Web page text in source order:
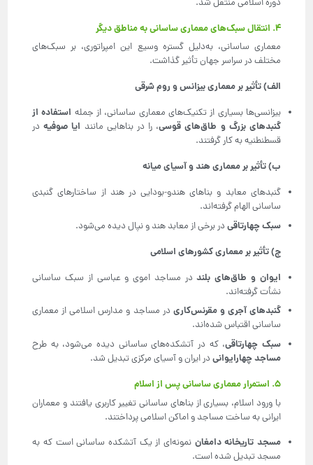
دوره اسلامی منتقل شد.
۴. انتقال سبک‌های معماری ساسانی به مناطق دیگر
معماری ساسانی، به‌دلیل گستره وسیع این امپراتوری، بر سبک‌های
مختلف در سراسر جهان تأثیر گذاشت.
الف) تأثیر بر معماری بیزانس و روم شرقی
بیزانسی‌ها بسیاری از تکنیک‌های معماری ساسانی، از جمله استفاده از
گنبدهای بزرگ و طاق‌های قوسی، را در بناهایی مانند ایا صوفیهدر
قسطنطنیه به کار گرفتند.
ب) تأثیر بر معماری هند و آسیای میانه
گنبدهای معابد و بناهای هندو-بودایی در هند از ساختارهای گنبدی
ساسانی الهام گرفته‌اند.
سبک چهارتاقی در برخی از معابد هند و نپال دیده می‌شود.
ج) تأثیر بر معماری کشورهای اسلامی
ایوان و طاق‌های بلنددر مساجد اموی و عباسی از سبک ساسانی
نشأت گرفته‌اند.
گنبدهای آجری و مقرنس‌کاری در مساجد و مدارس اسلامی از معماری
ساسانی اقتباس شده‌اند.
سبک چهارتاقی، که در آتشکده‌های ساسانی دیده می‌شود، به طرح
مساجد چهارایوانی در ایران و آسیای مرکزی تبدیل شد.
۵. استمرار معماری ساسانی پس از اسلام
با ورود اسلام، بسیاری از بناهای ساسانی تغییر کاربری یافتند و معماران
ایرانی به ساخت مساجد و اماکن اسلامی پرداختند.
مسجد تاریخانه دامغان نمونه‌ای از یک آتشکده ساسانی است که به
مسجد تبدیل شده است.